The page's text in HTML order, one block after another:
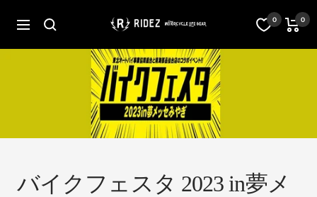
ン
ナ
ゲ
オ
フ
ィ
シ
ャ
ル
ス
ア
RIDEZ
0 0
バイクフェスタ 2023 in夢メ